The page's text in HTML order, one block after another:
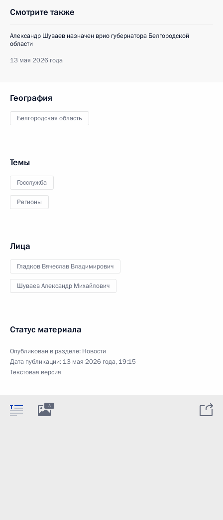
Смотрите также
Александр Шуваев назначен врио губернатора Белгородской
области
13 мая 2026 года
География
Белгородская область
Темы
Госслужба
Регионы
Лица
Гладков Вячеслав Владимирович
Шуваев Александр Михайлович
Статус материала
Опубликован в разделе: Новости
Дата публикации: 13 мая 2026 года, 19:15
Текстовая версия
3